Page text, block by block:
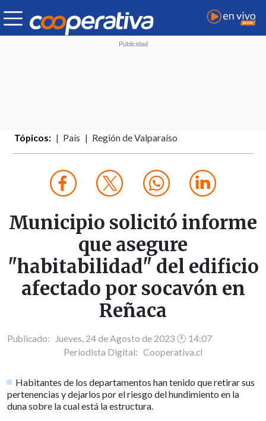
Tópicos: País Región de Valparaíso
Municipio solicitó informe
que asegure
"habitabilidad" del edificio
afectado por socavón en
Reñaca
Publicado: Jueves, 24 de Agosto de 2023 🕐 14:07
Periodista Digital: Cooperativa.cl
Habitantes de los departamentos han tenido que retirar sus
pertenencias y dejarlos por el riesgo del hundimiento en la
duna sobre la cual está la estructura.